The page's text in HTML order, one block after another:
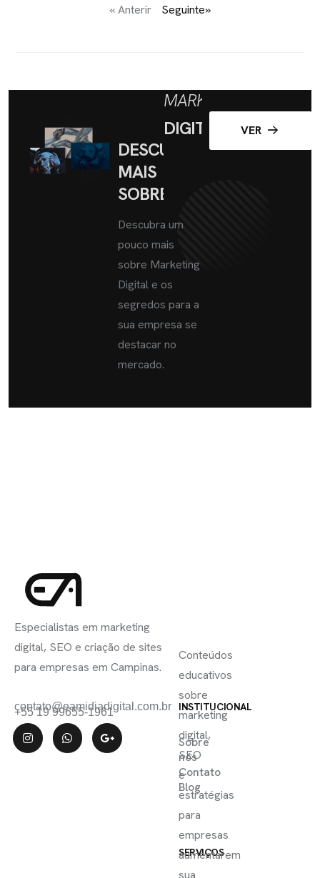
« Anterir Seguinte»
DESCUBRA
MAIS
SOBRE
MARKETING
DIGITAL
Descubra um
pouco mais
sobre Marketing
Digital e os
segredos para a
sua empresa se
destacar no
mercado.
VER
Especialistas em marketing
digital, SEO e criação de sites
para empresas em Campinas.
contato@eamidiadigital.com.br
+55 19 99655-1961 INSTITUCIONAL
Sobre
nós
Contato
Blog
SERVIÇOS
Conteúdos
educativos
sobre
marketing
digital,
SEO
e
estratégias
para
empresas
aumentarem
sua